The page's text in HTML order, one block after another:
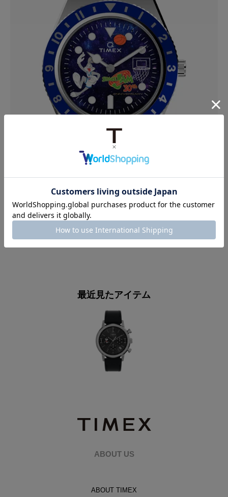
スペースジャム 30周年記念エディション Q Timex
最近見たアイテム
ABOUT US
ABOUT TIMEX